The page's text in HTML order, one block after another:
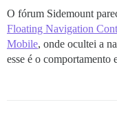
O fórum Sidemount
Floating Navigation
Mobile, onde ocultei a
esse é o comportamento